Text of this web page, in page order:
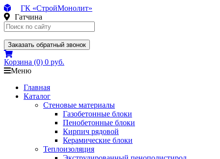
ГК «СтройМонолит»
Гатчина
Заказать обратный звонок
Корзина (0) 0 руб.
Меню
Главная
Каталог
Стеновые материалы
Газобетонные блоки
Пенобетонные блоки
Кирпич рядовой
Керамические блоки
Теплоизоляция